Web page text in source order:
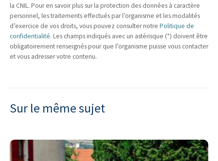
la CNIL. Pour en savoir plus sur la protection des données à caractère
personnel, les traitements effectués par l’organisme et les modalités
d’exercice de vos droits, vous pouvez consulter notre Politique de
confidentialité. Les champs indiqués avec un astérisque (*) doivent être
obligatoirement renseignés pour que l’organisme puisse vous contacter
et vous adresser votre contenu.
Sur le même sujet